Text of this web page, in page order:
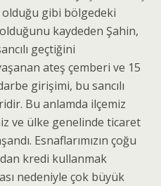
gibi bölgedeki
kaydeden Şahin,
geçtiğini
ateş çemberi ve 15
girişimi, bu sancılı
Bu anlamda ilçemiz
ve ülke genelinde ticaret
Esnaflarımızın çoğu
kredi kullanmak
nedeniyle çok büyük